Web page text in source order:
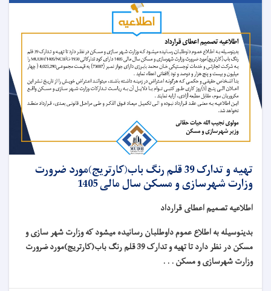
تهیه و تدارک 39 قلم رنگ باب(کارتریج)مورد ضرورت
وزارت شهرسازی و مسکن سال مالی 1405
اطلاعیه تصمیم اعطای قرارداد
بدینوسیله به اطلاع عموم داوطلبان رسانیده میشود که وزارت شهر سازی و
مسکن در نظر دارد تا تهیه و تدارک 39 قلم رنگ باب(کارتریج)مورد ضرورت
وزارت شهرسازی و مسکن . . .